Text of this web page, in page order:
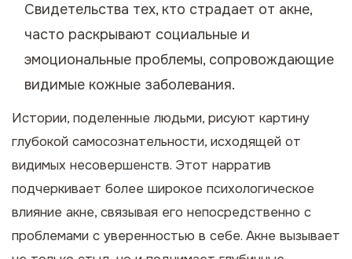
Свидетельства тех, кто страдает от акне,
часто раскрывают социальные и
эмоциональные проблемы, сопровождающие
видимые кожные заболевания.
Истории, поделенные людьми, рисуют картину
глубокой самосознательности, исходящей от
видимых несовершенств. Этот нарратив
подчеркивает более широкое психологическое
влияние акне, связывая его непосредственно с
проблемами с уверенностью в себе. Акне вызывает